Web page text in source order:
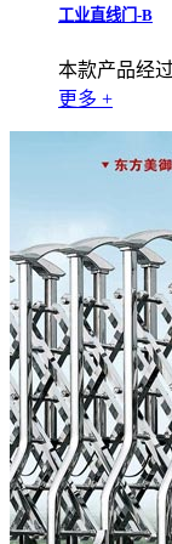
工业直线门-B
本款产品经
更多 +